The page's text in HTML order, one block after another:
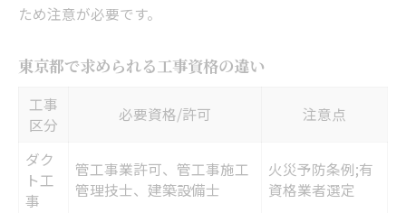
ため注意が必要です。
東京都で求められる工事資格の違い
工事
区分
必要資格/許可 注意点
ダク
ト工
事
管工事業許可、管工事施工
管理技士、建築設備士
火災予防条例;有
資格業者選定